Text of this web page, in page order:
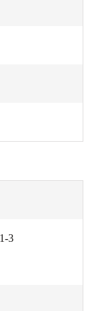
3